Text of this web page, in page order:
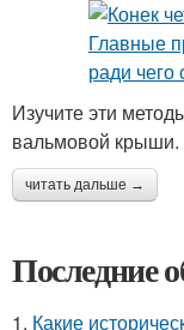
Изучите эти
вальмовой крыши.
читать дальше →
Последние
1. Какие